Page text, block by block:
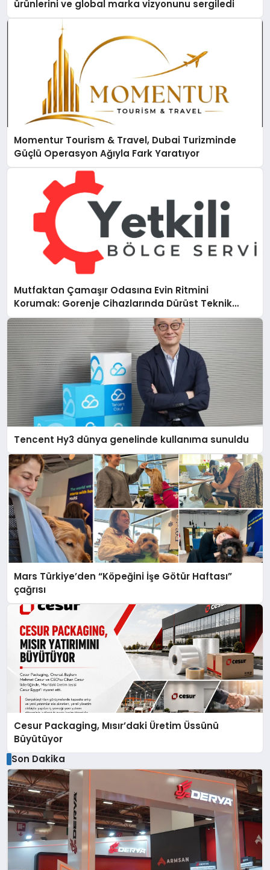
ürünlerini ve global marka vizyonunu sergiledi
Momentur Tourism & Travel, Dubai Turizminde
Güçlü Operasyon Ağıyla Fark Yaratıyor
Mutfaktan Çamaşır Odasına Evin Ritmini
Korumak: Gorenje Cihazlarında Dürüst Teknik
Destek Deneyimi
Tencent Hy3 dünya genelinde kullanıma sunuldu
Mars Türkiye’den “Köpeğini İşe Götür Haftası”
çağrısı
Cesur Packaging, Mısır’daki Üretim Üssünü
Büyütüyor
Son Dakika